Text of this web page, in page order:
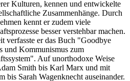
Kulturen, kennen und entwickelte
Zusammenhänge. Durch
kennt er zudem viele
besser verstehbar machen.
verfasste er das Buch "Goodbye
und Kommunismus zum
Auf unorthodoxe Weise
Smith bis Karl Marx und mit
bis Sarah Wagenknecht auseinander.